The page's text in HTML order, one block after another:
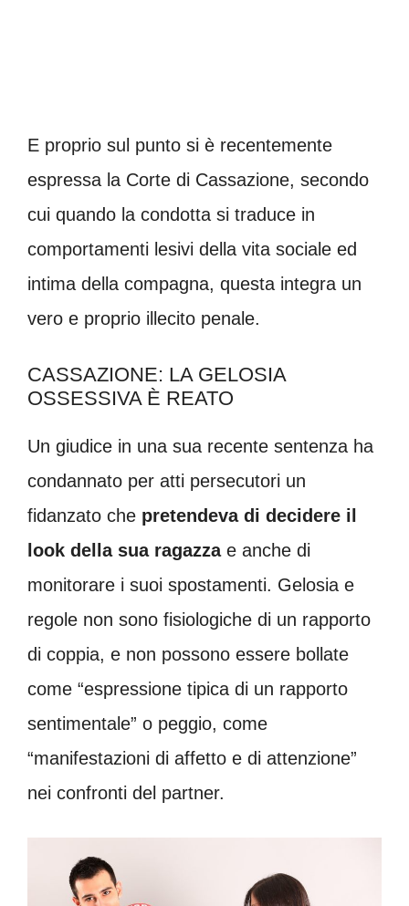
E proprio sul punto si è recentemente
espressa la Corte di Cassazione, secondo
cui quando la condotta si traduce in
comportamenti lesivi della vita sociale ed
intima della compagna, questa integra un
vero e proprio illecito penale.
CASSAZIONE: LA GELOSIA
OSSESSIVA È REATO
Un giudice in una sua recente sentenza ha
condannato per atti persecutori un
fidanzato che pretendeva di decidere il
look della sua ragazzae anche di
monitorare i suoi spostamenti. Gelosia e
regole non sono fisiologiche di un rapporto
di coppia, e non possono essere bollate
come “espressione tipica di un rapporto
sentimentale” o peggio, come
“manifestazioni di affetto e di attenzione”
nei confronti del partner.